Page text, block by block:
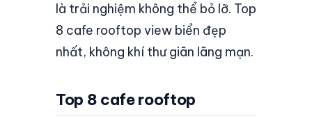
là trải nghiệm không thể bỏ lỡ. Top
8 cafe rooftop view biển đẹp
nhất, không khí thư giãn lãng mạn.
Top 8 cafe rooftop